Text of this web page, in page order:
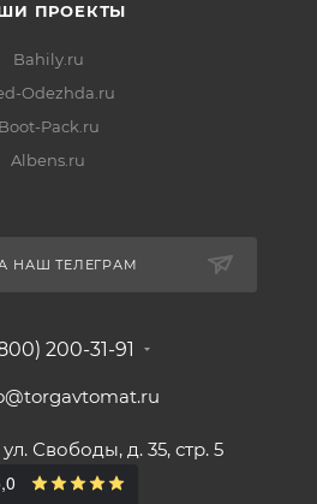
ПРОЕКТЫ
Bahily.ru
Odezhda.ru
Boot-Pack.ru
Albens.ru
НАШ ТЕЛЕГРАМ
200-31-91
Свободы, д. 35, стр. 5